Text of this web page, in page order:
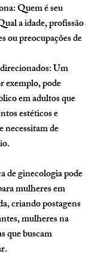
Quem é seu
a idade, profissão
ou preocupações de
Um
exemplo, pode
em adultos que
estéticos e
necessitam de
de ginecologia pode
mulheres em
criando postagens
mulheres na
que buscam